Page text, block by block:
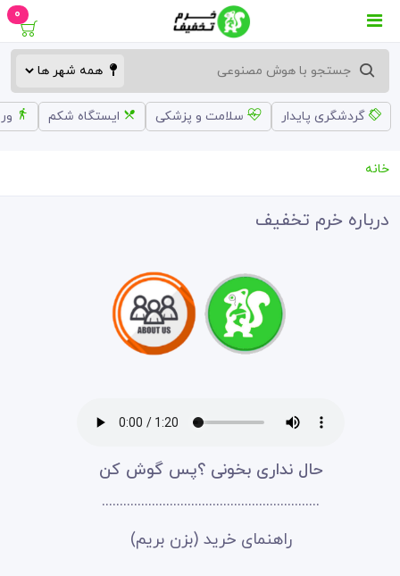
0
گردشگری پایدار سلامت و پزشکی ایستگاه شکم
خانه
درباره خرم تخفیف
حال نداری بخونی ؟پس گوش کن
.............................................................
راهنمای خرید (بزن بریم)